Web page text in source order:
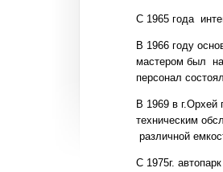
С 1965 года
В 1966 году
мастером был
персонал
В 1969 в г.Орхей
техническим
различной
С 1975г.